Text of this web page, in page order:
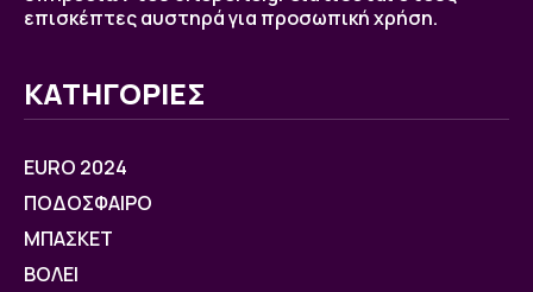
επισκέπτες αυστηρά για προσωπική χρήση.
ΚΑΤΗΓΟΡΙΕΣ
EURO 2024
ΠΟΔΟΣΦΑΙΡΟ
ΜΠΑΣΚΕΤ
ΒOΛΕΙ